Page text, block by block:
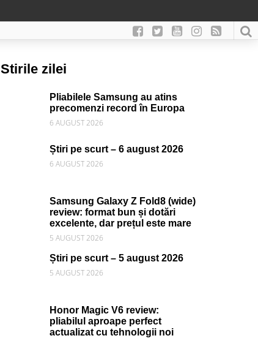
Stirile zilei
Pliabilele Samsung au atins
precomenzi record în Europa
6 AUGUST 2026
Știri pe scurt – 6 august 2026
6 AUGUST 2026
Samsung Galaxy Z Fold8 (wide)
review: format bun și dotări
excelente, dar prețul este mare
5 AUGUST 2026
Știri pe scurt – 5 august 2026
5 AUGUST 2026
Honor Magic V6 review:
pliabilul aproape perfect
actualizat cu tehnologii noi